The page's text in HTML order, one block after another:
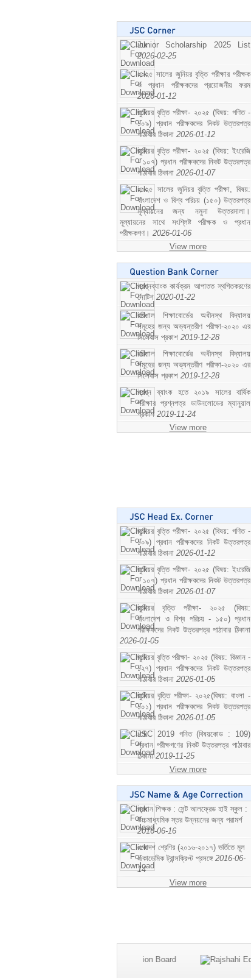
Junior Scholarship 2025 List
2026-02-25
২০২৫ সালের জুনিয়র বৃত্তি পরীক্ষার পরীক্ষক
ও প্রধান পরীক্ষকদের প্রয়োজনীয় ফরম
2026-01-12
জুনিয়র বৃত্তি পরীক্ষা- ২০২৫ (বিষয়: গণিত -
১০৯) প্রধান পরীক্ষকদের নিকট উত্তরপত্র
পাঠাবার ঠিকানা 2026-01-12
জুনিয়র বৃত্তি পরীক্ষা- ২০২৫ (বিষয়: ইংরেজি
- ১০৭) প্রধান পরীক্ষকদের নিকট উত্তরপত্র
পাঠাবার ঠিকানা 2026-01-07
২০২৫ সালের জুনিয়র বৃত্তি পরীক্ষা, বিষয়:
বাংলাদেশ ও বিশ্ব পরিচয় (১৫০) উত্তরপত্র
মূল্যায়নের জন্য নমুনা উত্তরমালা।
মূল্যায়নের সাথে সংশ্লিষ্ট পরীক্ষক ও প্রধান
পরীক্ষকগণ। 2026-01-06
View more
প্রশ্নব্যাংক কার্যক্রম আপাতত স্থগিতকরণের
নোটিশ 2020-01-22
বরিশাল শিক্ষাবোর্ডের অধীনস্থ বিদ্যালয়
সমূহের জন্য অভ্যন্তরীণ পরীক্ষা-২০২০ এর
সিলেবাস প্রকাশ 2019-12-28
বরিশাল শিক্ষাবোর্ডের অধীনস্থ বিদ্যালয়
সমূহের জন্য অভ্যন্তরীণ পরীক্ষা-২০২০ এর
সিলেবাস প্রকাশ 2019-12-28
প্রশ্ন ব্যাংক হতে ২০১৯ সালের বার্ষিক
পরীক্ষার প্রশ্নপত্র ডাউনলোডের ম্যানুয়াল
প্রকাশ 2019-11-24
View more
জুনিয়র বৃত্তি পরীক্ষা- ২০২৫ (বিষয়: গণিত -
১০৯) প্রধান পরীক্ষকদের নিকট উত্তরপত্র
পাঠাবার ঠিকানা 2026-01-12
জুনিয়র বৃত্তি পরীক্ষা- ২০২৫ (বিষয়: ইংরেজি
- ১০৭) প্রধান পরীক্ষকদের নিকট উত্তরপত্র
পাঠাবার ঠিকানা 2026-01-07
জুনিয়র বৃত্তি পরীক্ষা- ২০২৫ (বিষয়:
বাংলাদেশ ও বিশ্ব পরিচয় - ১৫০) প্রধান
পরীক্ষকদের নিকট উত্তরপত্র পাঠাবার ঠিকানা
2026-01-05
জুনিয়র বৃত্তি পরীক্ষা- ২০২৫ (বিষয়: বিজ্ঞান -
১২৭) প্রধান পরীক্ষকদের নিকট উত্তরপত্র
পাঠাবার ঠিকানা 2026-01-05
জুনিয়র বৃত্তি পরীক্ষা- ২০২৫(বিষয়: বাংলা -
১০১) প্রধান পরীক্ষকদের নিকট উত্তরপত্র
পাঠাবার ঠিকানা 2026-01-05
JSC 2019 গনিত (বিষয়কোড : 109)
প্রধান পরীক্ষগণের নিকট উত্তরপত্র পাঠাবার
ঠিকানা2019-11-25
View more
প্রধান শিক্ষক : সেন্ট আলফ্রেড হাই স্কুল :
উচ্চমাধ্যমিক স্তর উন্নয়নের জন্য পরামর্শ
2016-06-16
একাদশ শ্রেণির (২০১৬-২০১৭) ভর্তিতে মূল
একাডেমিক ট্রান্সক্রিপ্ট প্রসঙ্গে 2016-06-
14
View more